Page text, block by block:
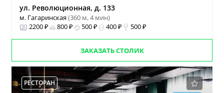
ул. Революционная, д. 133
м. Гагаринская(360 м, 4 мин)
2200 ₽
800 ₽ 500 ₽ 400 ₽ 500 ₽
ЗАКАЗАТЬ СТОЛИК
РЕСТОРАН